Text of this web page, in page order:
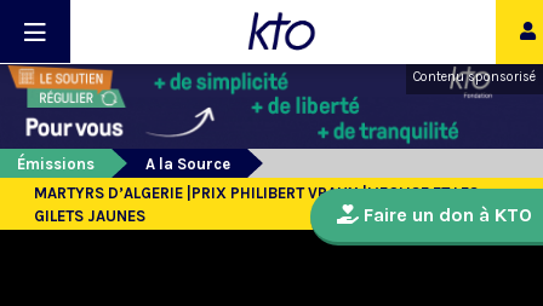
Contenu sponsorisé
Émissions
A la Source
MARTYRS D’ALGERIE |PRIX PHILIBERT VRAUX |L’EGLISE ET LES
GILETS JAUNES
Faire un don à KTO